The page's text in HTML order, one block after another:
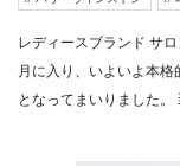
レディースブランド サ
月に入り、いよいよ本
となってまいりました